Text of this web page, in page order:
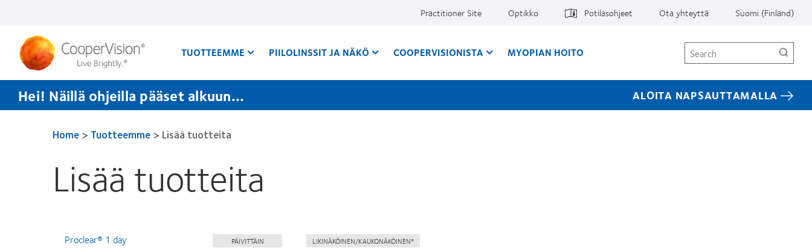
Practitioner Site Optikko Potilasohjeet Ota yhteyttä Suomi (Finland)
TUOTTEEMME PIILOLINSSIT JA NÄKÖ COOPERVISIONISTA MYOPIAN HOITO Search
Hei! Näillä ohjeilla pääset alkuun... ALOITA NAPSAUTTAMALLA
Home> Tuotteemme> Lisää tuotteita
Lisää tuotteita
Proclear® 1 day PÄIVITTÄIN LIKINÄKÖINEN/KAUKONÄKÖINEN*